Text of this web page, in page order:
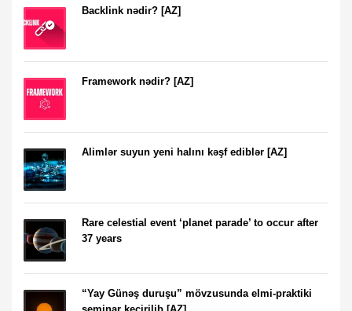
Backlink nədir? [AZ]
Framework nədir? [AZ]
Alimlər suyun yeni halını kəşf ediblər [AZ]
Rare celestial event ‘planet parade’ to occur after
37 years
“Yay Günəş duruşu” mövzusunda elmi-praktiki